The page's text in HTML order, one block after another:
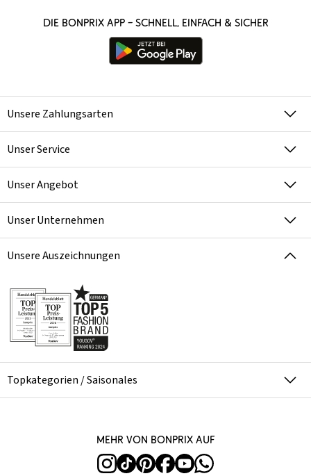
Die bonprix App – schnell, einfach & sicher
Unsere Zahlungsarten
Unser Service
Unser Angebot
Unser Unternehmen
Unsere Auszeichnungen
Topkategorien / Saisonales
Mehr von bonprix auf